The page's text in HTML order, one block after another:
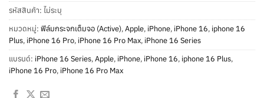
รหัสสินค้า: ไม่ระบุ
หมวดหมู่: ฟิล์มกระจกเต็มจอ (Active),Apple, iPhone, iPhone 16, iphone 16
Plus, iPhone 16 Pro, iPhone 16 Pro Max, iPhone 16 Series
แบรนด์: iPhone 16 Series,Apple, iPhone, iPhone 16, iphone 16 Plus,
iPhone 16 Pro, iPhone 16 Pro Max